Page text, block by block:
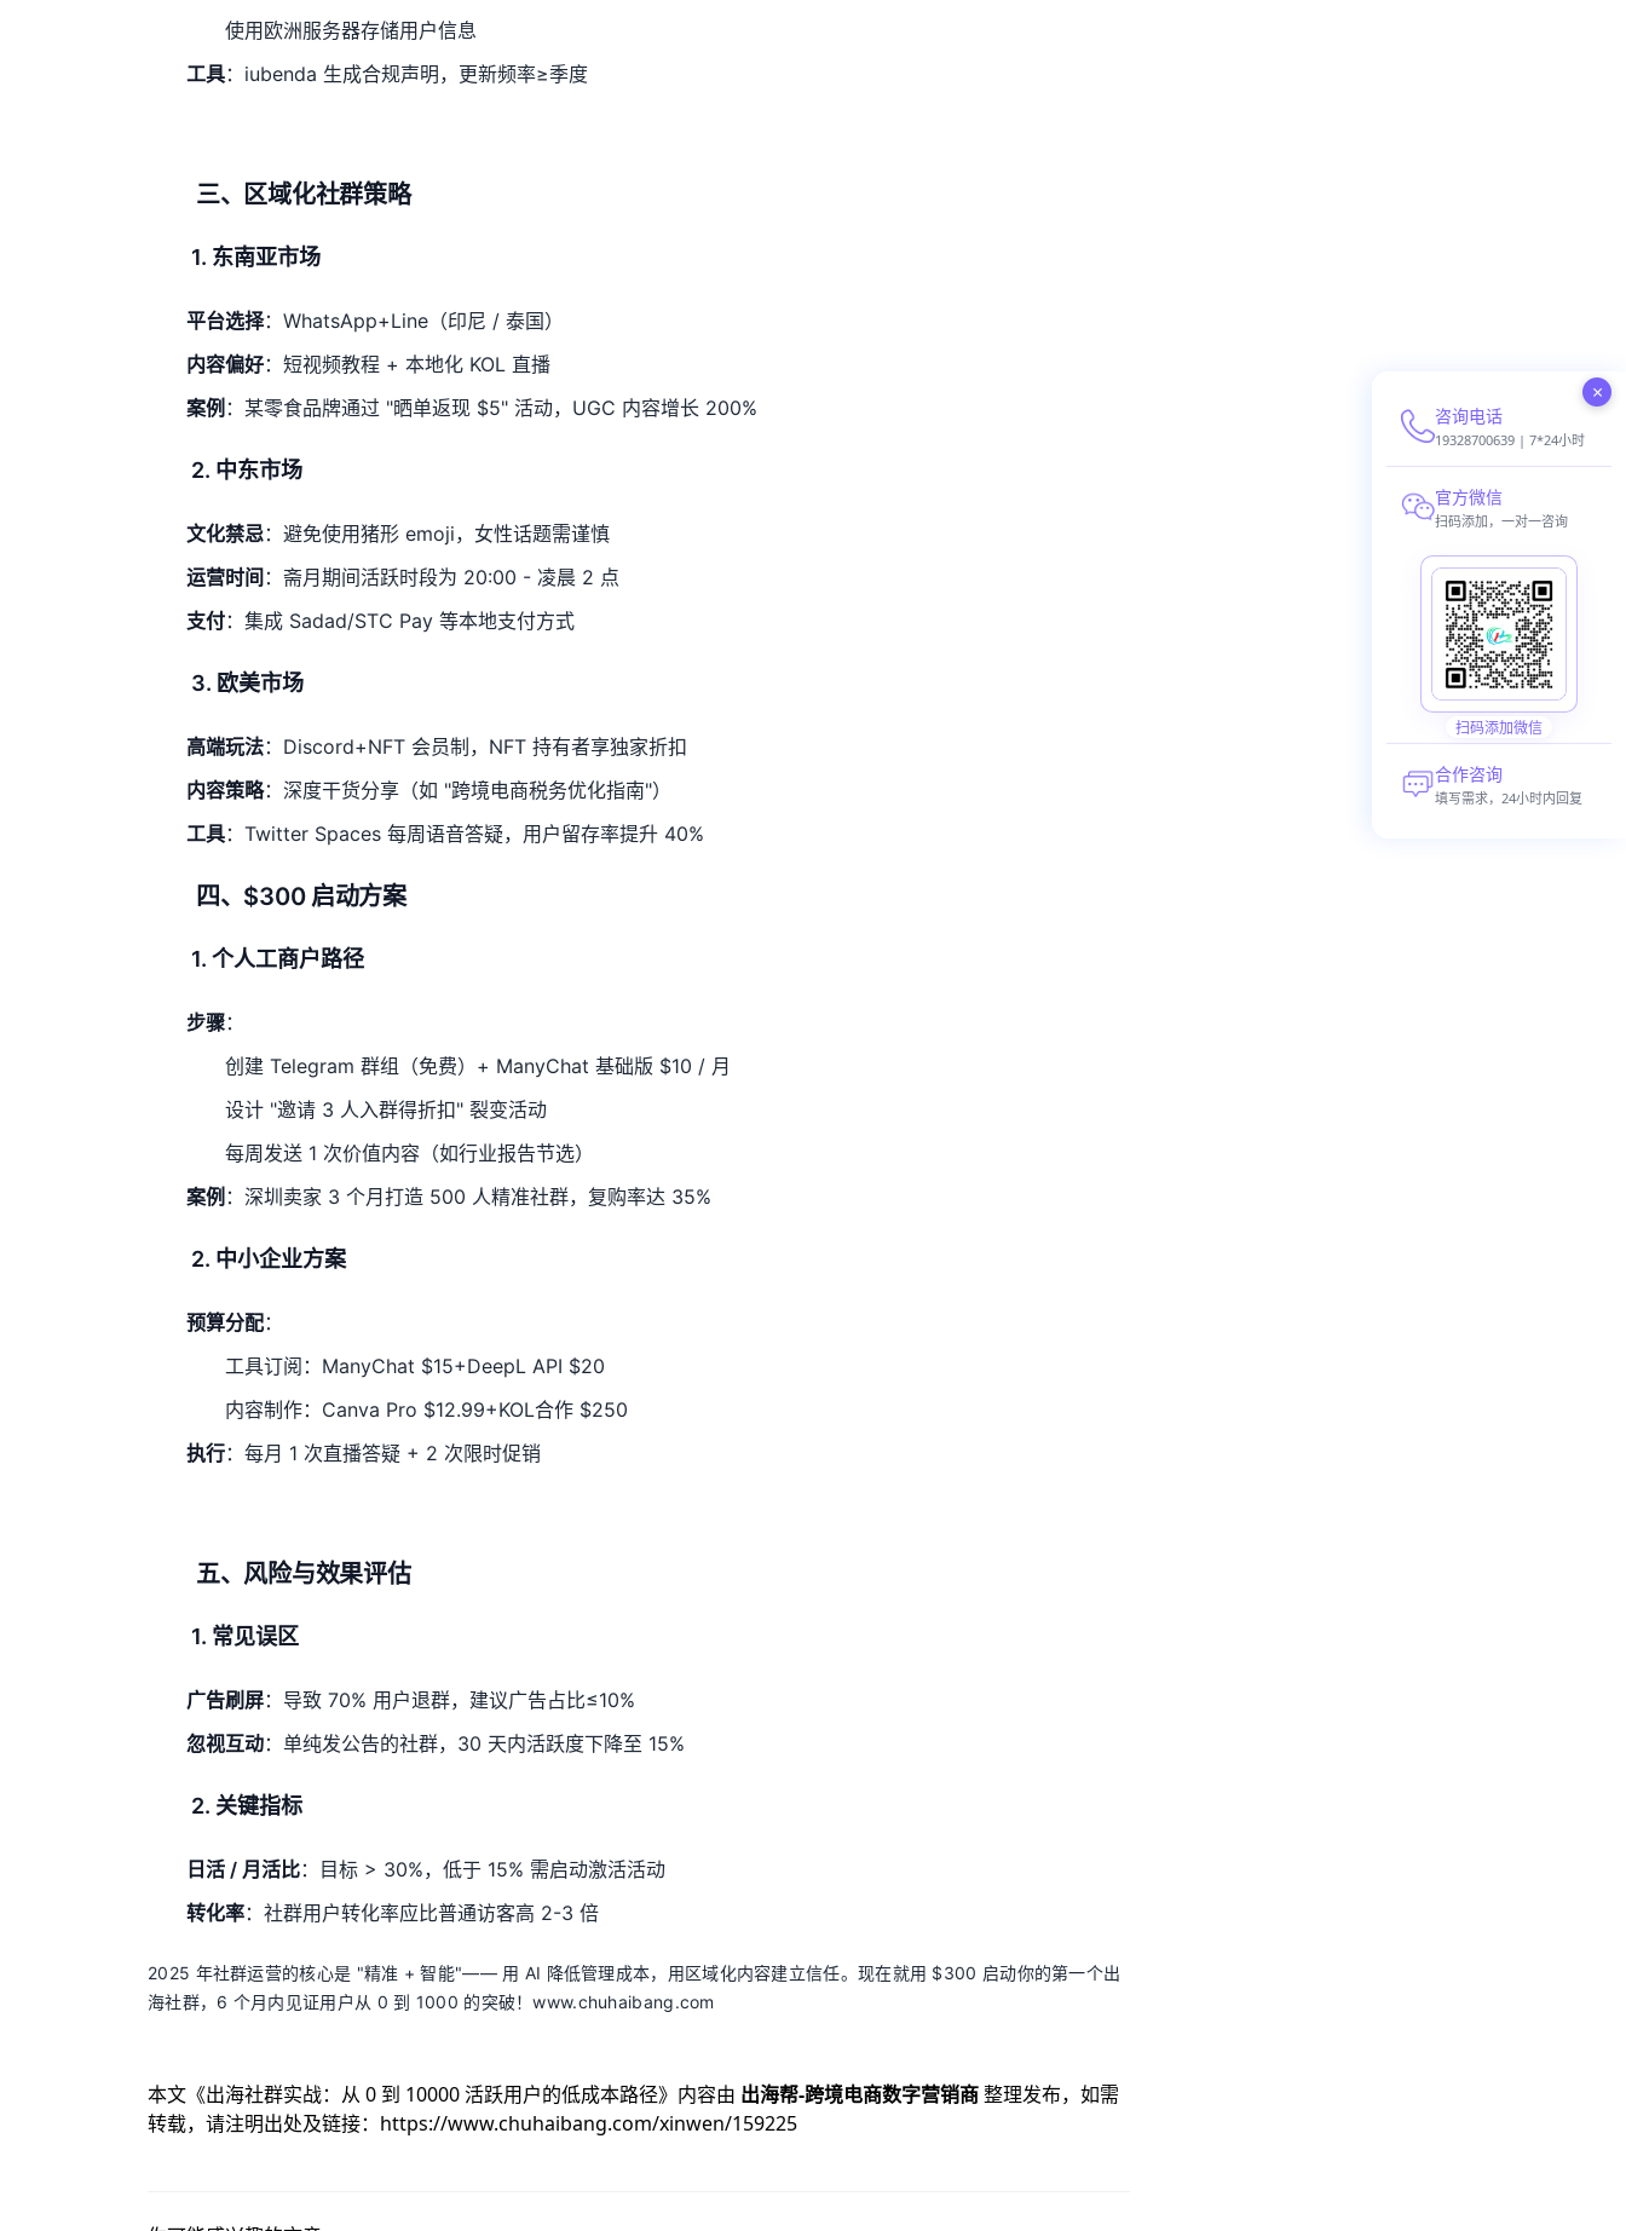
使用欧洲服务器存储用户信息
工具：iubenda 生成合规声明，更新频率≥季度
三、区域化社群策略
1. 东南亚市场
平台选择：WhatsApp+Line（印尼 / 泰国）
内容偏好：短视频教程 + 本地化 KOL 直播
案例 ：某零食品牌通过 "晒单返现 $5" 活动，UGC 内容增长 200%
2. 中东市场
文化禁忌：避免使用猪形 emoji，女性话题需谨慎
运营时间 ：斋月期间活跃时段为 20:00 - 凌晨 2 点
支付：集成 Sadad/STC Pay 等本地支付方式
3. 欧美市场
高端玩法：Discord+NFT 会员制，NFT 持有者享独家折扣
内容策略：深度干货分享（如 "跨境电商税务优化指南"）
工具：Twitter Spaces 每周语音答疑，用户留存率提升 40%
四、$300 启动方案
1. 个人工商户路径
步骤：
创建 Telegram 群组（免费）+ ManyChat 基础版 $10 / 月
设计 "邀请 3 人入群得折扣" 裂变活动
每周发送 1 次价值内容（如行业报告节选）
案例 ：深圳卖家 3 个月打造 500 人精准社群，复购率达 35%
2. 中小企业方案
预算分配：
工具订阅：ManyChat $15+DeepL API $20
内容制作：Canva Pro $12.99+KOL合作 $250
执行：每月 1 次直播答疑 + 2 次限时促销
五、风险与效果评估
1. 常见误区
广告刷屏：导致 70% 用户退群，建议广告占比≤10%
忽视互动：单纯发公告的社群，30 天内活跃度下降至 15%
2. 关键指标
日活 / 月活比：目标 > 30%，低于 15% 需启动激活活动
转化率：社群用户转化率应比普通访客高 2-3 倍
2025 年社群运营的核心是 "精准 + 智能"—— 用 AI 降低管理成本，用区域化内容建立信任。现在就用 $300 启动你的第一个出
海社群，6 个月内见证用户从 0 到 1000 的突破！www.chuhaibang.com
本文《出海社群实战：从 0 到 10000 活跃用户的低成本路径》内容由 出海帮-跨境电商数字营销商整理发布，如需
转载，请注明出处及链接： https://www.chuhaibang.com/xinwen/159225
×
咨询电话
19328700639 | 7*24小时
官方微信
扫码添加，一对一咨询
扫码添加微信
合作咨询
填写需求，24小时内回复